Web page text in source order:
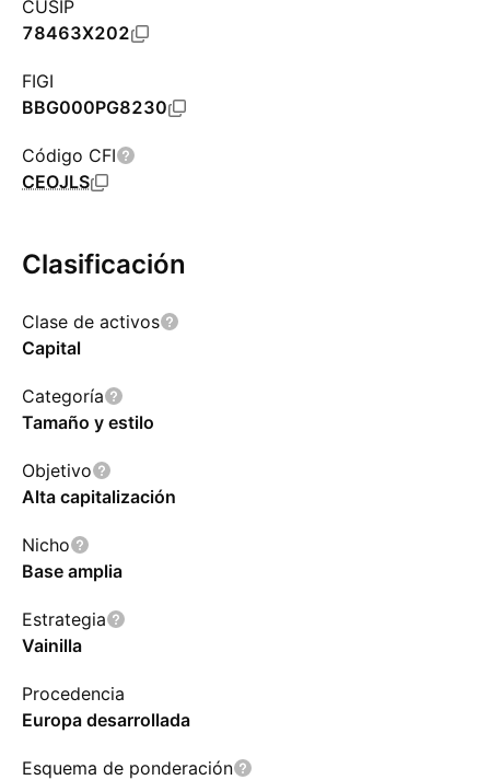
CUSIP
78463X202
FIGI
BBG000PG8230
Código CFI
CEOJLS
Clasificación
Clase de activos
Capital
Categoría
Tamaño y estilo
Objetivo
Alta capitalización
Nicho
Base amplia
Estrategia
Vainilla
Procedencia
Europa desarrollada
Esquema de ponderación